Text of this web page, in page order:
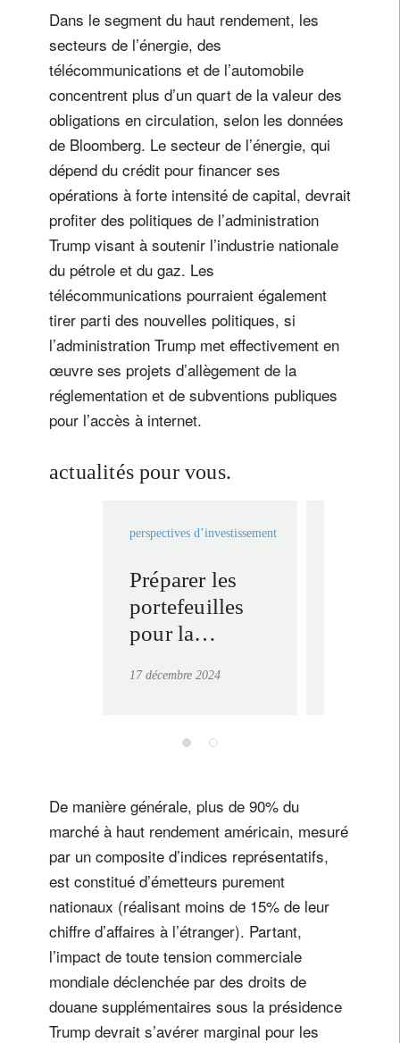
Dans le segment du haut rendement, les
secteurs de l’énergie, des
télécommunications et de l’automobile
concentrent plus d’un quart de la valeur des
obligations en circulation, selon les données
de Bloomberg. Le secteur de l’énergie, qui
dépend du crédit pour financer ses
opérations à forte intensité de capital, devrait
profiter des politiques de l’administration
Trump visant à soutenir l’industrie nationale
du pétrole et du gaz. Les
télécommunications pourraient également
tirer parti des nouvelles politiques, si
l’administration Trump met effectivement en
œuvre ses projets d’allègement de la
réglementation et de subventions publiques
pour l’accès à internet.
actualités pour vous.
perspectives d’investissement
Préparer les
portefeuilles
pour la
décennie
17 décembre 2024
De manière générale, plus de 90% du
marché à haut rendement américain, mesuré
par un composite d’indices représentatifs,
est constitué d’émetteurs purement
nationaux (réalisant moins de 15% de leur
chiffre d’affaires à l’étranger). Partant,
l’impact de toute tension commerciale
mondiale déclenchée par des droits de
douane supplémentaires sous la présidence
Trump devrait s’avérer marginal pour les